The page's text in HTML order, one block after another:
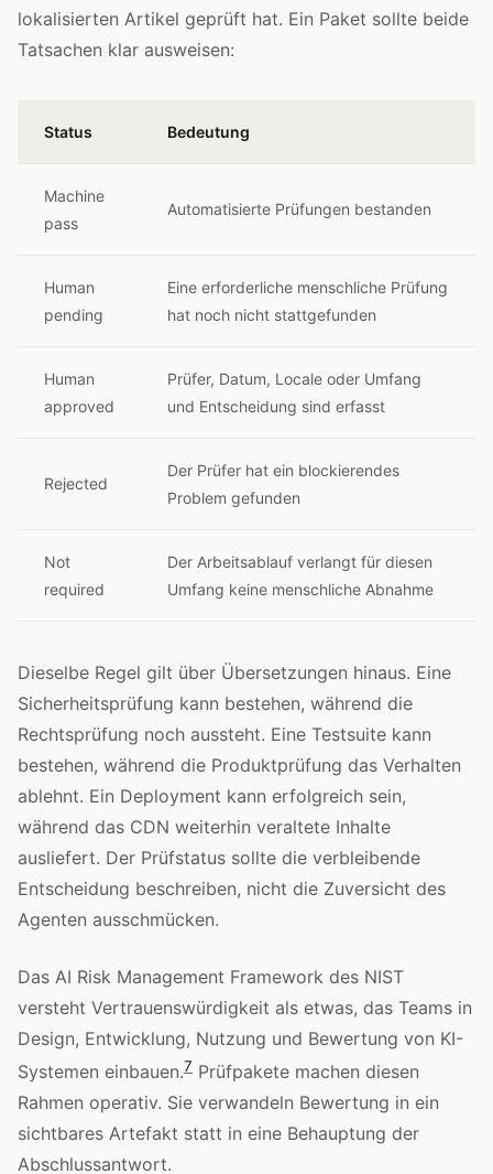
lokalisierten Artikel geprüft hat. Ein Paket sollte beide
Tatsachen klar ausweisen:
Status Bedeutung
Machine
pass
Automatisierte Prüfungen bestanden
Human
pending
Eine erforderliche menschliche Prüfung
hat noch nicht stattgefunden
Human
approved
Prüfer, Datum, Locale oder Umfang
und Entscheidung sind erfasst
Rejected
Der Prüfer hat ein blockierendes
Problem gefunden
Not
required
Der Arbeitsablauf verlangt für diesen
Umfang keine menschliche Abnahme
Dieselbe Regel gilt über Übersetzungen hinaus. Eine
Sicherheitsprüfung kann bestehen, während die
Rechtsprüfung noch aussteht. Eine Testsuite kann
bestehen, während die Produktprüfung das Verhalten
ablehnt. Ein Deployment kann erfolgreich sein,
während das CDN weiterhin veraltete Inhalte
ausliefert. Der Prüfstatus sollte die verbleibende
Entscheidung beschreiben, nicht die Zuversicht des
Agenten ausschmücken.
Das AI Risk Management Framework des NIST
versteht Vertrauenswürdigkeit als etwas, das Teams in
Design, Entwicklung, Nutzung und Bewertung von KI-
Systemen einbauen.7 Prüfpakete machen diesen
Rahmen operativ. Sie verwandeln Bewertung in ein
sichtbares Artefakt statt in eine Behauptung der
Abschlussantwort.